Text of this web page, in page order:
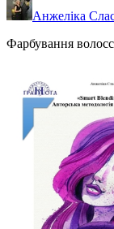
Анжеліка
Фарбування